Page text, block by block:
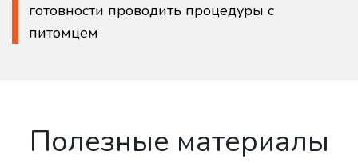
готовности проводить процедуры с
питомцем
Полезные материалы